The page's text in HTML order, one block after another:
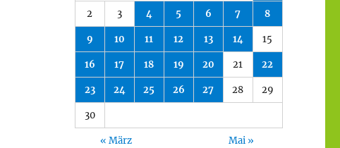
2 3 4 5 6 7 8
9 10 11 12 13 14 15
16 17 18 19 20 21 22
23 24 25 26 27 28 29
30
« März Mai »